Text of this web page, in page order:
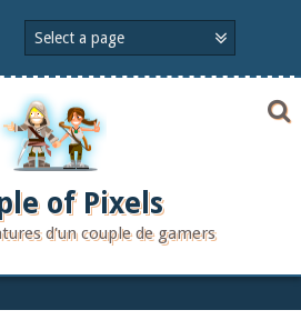
of Pixels
d'un couple de gamers